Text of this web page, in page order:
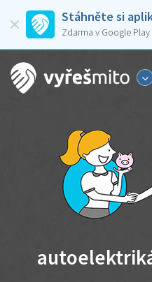
Stáhněte si
Zdarma v Google Play